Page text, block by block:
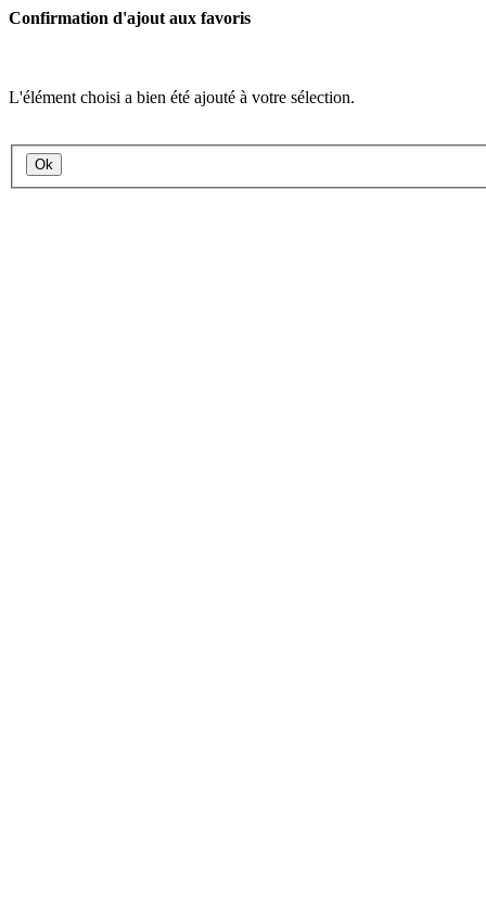
Confirmation d'ajout aux favoris
L'élément choisi a bien été ajouté à votre sélection.